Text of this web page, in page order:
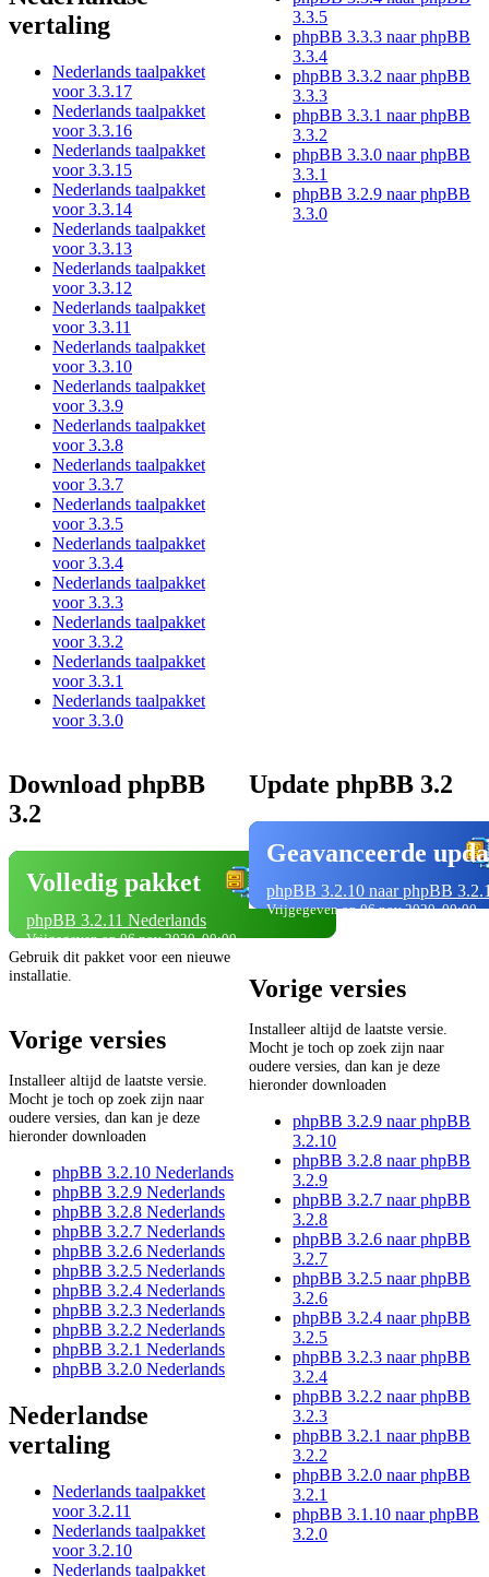
vertaling
Nederlands taalpakket
voor 3.3.17
Nederlands taalpakket
voor 3.3.16
Nederlands taalpakket
voor 3.3.15
Nederlands taalpakket
voor 3.3.14
Nederlands taalpakket
voor 3.3.13
Nederlands taalpakket
voor 3.3.12
Nederlands taalpakket
voor 3.3.11
Nederlands taalpakket
voor 3.3.10
Nederlands taalpakket
voor 3.3.9
Nederlands taalpakket
voor 3.3.8
Nederlands taalpakket
voor 3.3.7
Nederlands taalpakket
voor 3.3.5
Nederlands taalpakket
voor 3.3.4
Nederlands taalpakket
voor 3.3.3
Nederlands taalpakket
voor 3.3.2
Nederlands taalpakket
voor 3.3.1
Nederlands taalpakket
voor 3.3.0
3.3.5
phpBB 3.3.3 naar phpBB
3.3.4
phpBB 3.3.2 naar phpBB
3.3.3
phpBB 3.3.1 naar phpBB
3.3.2
phpBB 3.3.0 naar phpBB
3.3.1
phpBB 3.2.9 naar phpBB
3.3.0
Download phpBB
3.2
Volledig pakket
phpBB 3.2.11 Nederlands
Vrijgegeven op 06 nov 2020, 00:00
Gebruik dit pakket voor een nieuwe
installatie.
Vorige versies
Installeer altijd de laatste versie.
Mocht je toch op zoek zijn naar
oudere versies, dan kan je deze
hieronder downloaden
phpBB 3.2.10 Nederlands
phpBB 3.2.9 Nederlands
phpBB 3.2.8 Nederlands
phpBB 3.2.7 Nederlands
phpBB 3.2.6 Nederlands
phpBB 3.2.5 Nederlands
phpBB 3.2.4 Nederlands
phpBB 3.2.3 Nederlands
phpBB 3.2.2 Nederlands
phpBB 3.2.1 Nederlands
phpBB 3.2.0 Nederlands
Nederlandse
vertaling
Nederlands taalpakket
voor 3.2.11
Nederlands taalpakket
voor 3.2.10
Nederlands taalpakket
Update phpBB 3.2
Geavanceerde
phpBB 3.2.10 naar phpBB
Vrijgegeven op 06 nov 2020, 00:00
Vorige versies
Installeer altijd de laatste versie.
Mocht je toch op zoek zijn naar
oudere versies, dan kan je deze
hieronder downloaden
phpBB 3.2.9 naar phpBB
3.2.10
phpBB 3.2.8 naar phpBB
3.2.9
phpBB 3.2.7 naar phpBB
3.2.8
phpBB 3.2.6 naar phpBB
3.2.7
phpBB 3.2.5 naar phpBB
3.2.6
phpBB 3.2.4 naar phpBB
3.2.5
phpBB 3.2.3 naar phpBB
3.2.4
phpBB 3.2.2 naar phpBB
3.2.3
phpBB 3.2.1 naar phpBB
3.2.2
phpBB 3.2.0 naar phpBB
3.2.1
phpBB 3.1.10 naar phpBB
3.2.0